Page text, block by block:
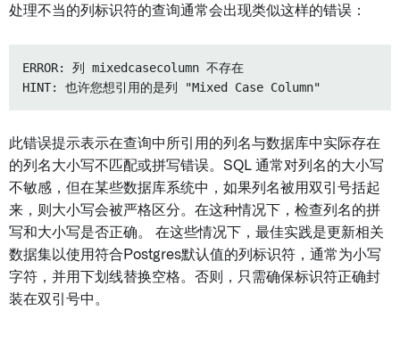
处理不当的列标识符的查询通常会出现类似这样的错误：
ERROR: 列 mixedcasecolumn 不存在
此错误提示表示在查询中所引用的列名与数据库中实际存在
的列名大小写不匹配或拼写错误。SQL 通常对列名的大小写
不敏感，但在某些数据库系统中，如果列名被用双引号括起
来，则大小写会被严格区分。在这种情况下，检查列名的拼
写和大小写是否正确。 在这些情况下，最佳实践是更新相关
数据集以使用符合Postgres默认值的列标识符，通常为小写
字符，并用下划线替换空格。否则，只需确保标识符正确封
装在双引号中。